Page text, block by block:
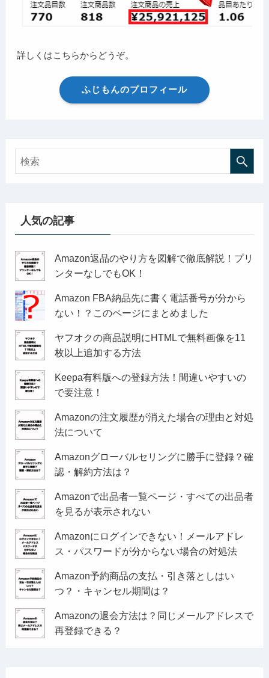
詳しくはこちらからどうぞ。
ふじもんのプロフィール
人気の記事
Amazon返品のやり方を図解で徹底解説！プリ
ンターなしでもOK！
Amazon FBA納品先に書く電話番号が分から
ない！？このページにまとめました
ヤフオクの商品説明にHTMLで無料画像を11
枚以上追加する方法
Keepa有料版への登録方法！間違いやすいの
で要注意！
Amazonの注文履歴が消えた場合の理由と対処
法について
Amazonグローバルセリングに勝手に登録？確
認・解約方法は？
Amazonで出品者一覧ページ・すべての出品者
を見るが表示されない
Amazonにログインできない！メールアドレ
ス・パスワードが分からない場合の対処法
Amazon予約商品の支払・引き落としはい
つ？・キャンセル期間は？
Amazonの退会方法は？同じメールアドレスで
再登録できる？